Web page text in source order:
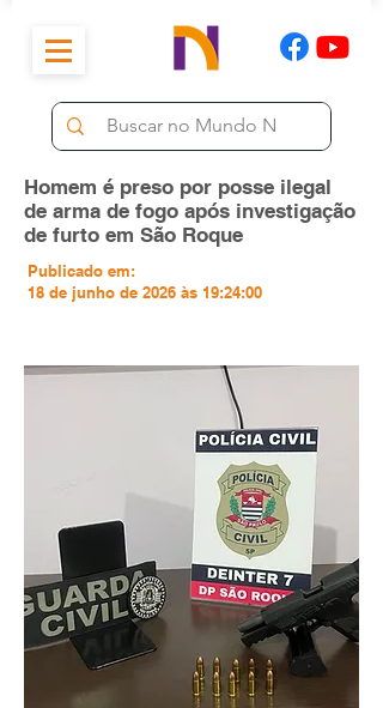
Homem é preso por posse ilegal
de arma de fogo após investigação
de furto em São Roque
Publicado em:
18 de junho de 2026 às 19:24:00